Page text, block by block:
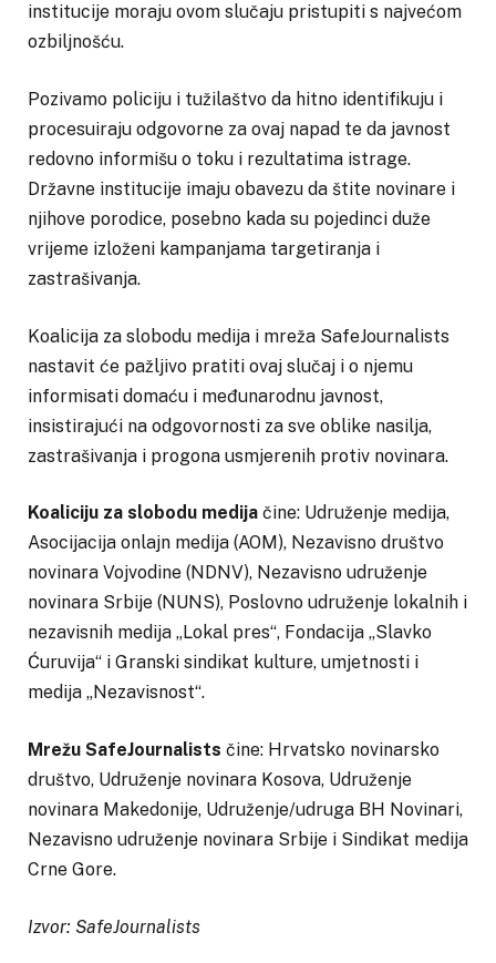
institucije moraju ovom slučaju pristupiti s najvećom
ozbiljnošću.
Pozivamo policiju i tužilaštvo da hitno identifikuju i
procesuiraju odgovorne za ovaj napad te da javnost
redovno informišu o toku i rezultatima istrage.
Državne institucije imaju obavezu da štite novinare i
njihove porodice, posebno kada su pojedinci duže
vrijeme izloženi kampanjama targetiranja i
zastrašivanja.
Koalicija za slobodu medija i mreža SafeJournalists
nastavit će pažljivo pratiti ovaj slučaj i o njemu
informisati domaću i međunarodnu javnost,
insistirajući na odgovornosti za sve oblike nasilja,
zastrašivanja i progona usmjerenih protiv novinara.
Koaliciju za slobodu medija čine: Udruženje medija,
Asocijacija onlajn medija (AOM), Nezavisno društvo
novinara Vojvodine (NDNV), Nezavisno udruženje
novinara Srbije (NUNS), Poslovno udruženje lokalnih i
nezavisnih medija „Lokal pres“, Fondacija „Slavko
Ćuruvija“ i Granski sindikat kulture, umjetnosti i
medija „Nezavisnost“.
Mrežu SafeJournalists čine: Hrvatsko novinarsko
društvo, Udruženje novinara Kosova, Udruženje
novinara Makedonije, Udruženje/udruga BH Novinari,
Nezavisno udruženje novinara Srbije i Sindikat medija
Crne Gore.
Izvor: SafeJournalists